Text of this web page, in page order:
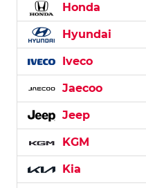
Honda
Hyundai
Iveco
Jaecoo
Jeep
KGM
Kia